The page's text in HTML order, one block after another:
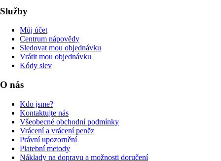
Služby
Můj účet
Centrum nápovědy
Sledovat mou objednávku
Vrátit mou objednávku
Kódy slev
O nás
Kdo jsme?
Kontaktujte nás
Všeobecné obchodní podmínky
Vrácení a vrácení peněz
Právní upozornění
Platební metody
Náklady na dopravu a možnosti doručení